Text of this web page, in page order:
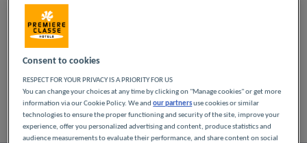
Lassen Sie sich in unseren Première Classe-Hotels
in Nantes verwöhnen. Kommen Sie vom ersten
Moment an in den Genuss der Première Classe-
Erfahrung: erschwingliche, freundliche und
komfortable Hotels. Helle, moderne Räume. Alles,
was Sie für eine erholsame Übernachtung zu
einem günstigen Preis brauchen.
Liste Karte
Consent to cookies
RESPECT FOR YOUR PRIVACY IS A PRIORITY FOR US
You can change your choices at any time by clicking on "Manage cookies" or get more
information via our Cookie Policy. We andour partnersuse cookies or similar
technologies to ensure the proper functioning and security of the site, improve your
experience, offer you personalized advertising and content, produce statistics and
audience measurements to evaluate their performance, and share content on social